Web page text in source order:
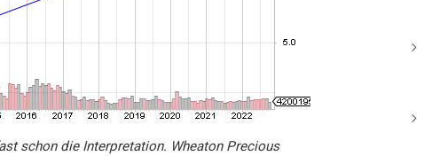
schon die Interpretation. Wheaton Precious